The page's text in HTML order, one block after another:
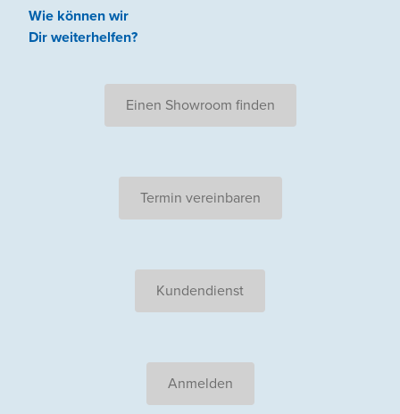
Wie können wir
Dir weiterhelfen?
Einen Showroom finden
Termin vereinbaren
Kundendienst
Anmelden